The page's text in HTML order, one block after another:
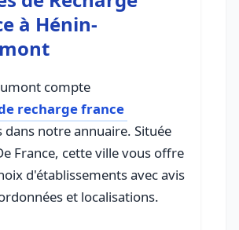
à Hénin-
compte
recharge france
dans notre annuaire. Située
France, cette ville vous offre
d'établissements avec avis
et localisations.